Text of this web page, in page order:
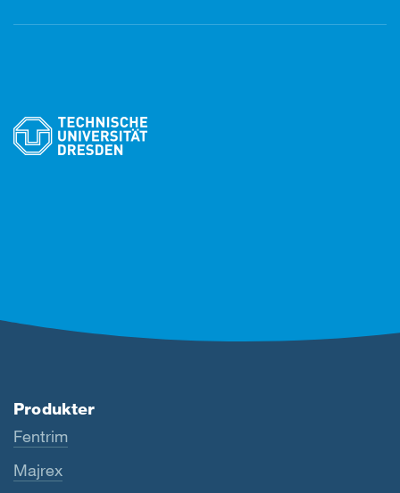
Produkter
Fentrim
Majrex